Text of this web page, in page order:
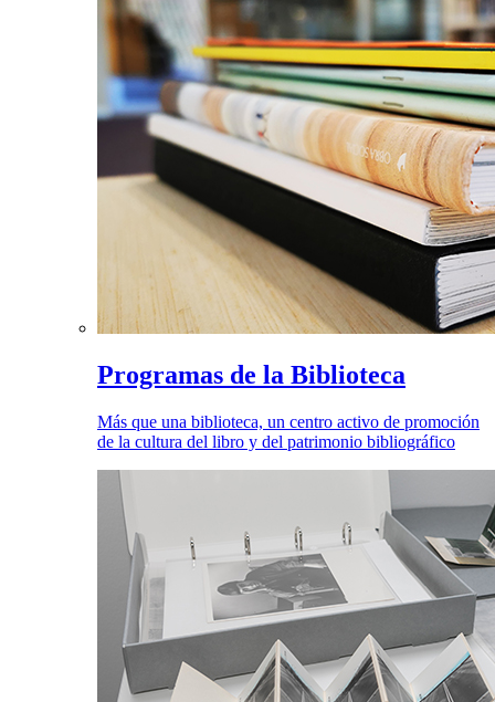
Programas de la Biblioteca
Más que una biblioteca, un centro activo de promoción
de la cultura del libro y del patrimonio bibliográfico